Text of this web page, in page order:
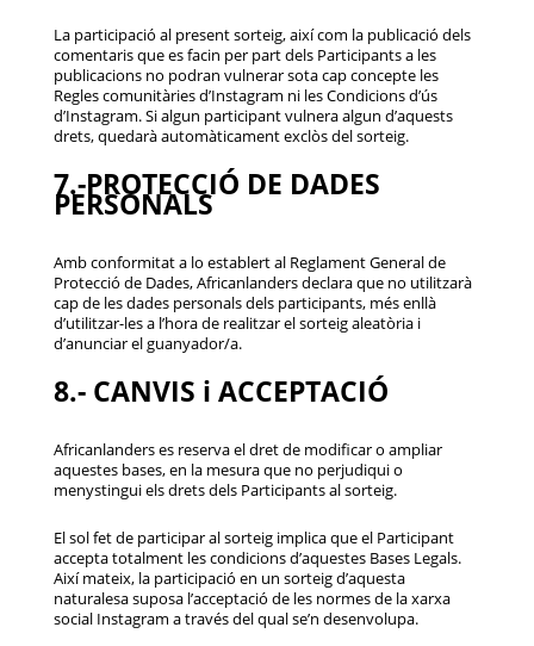
La participació al present sorteig, així com la publicació dels
comentaris que es facin per part dels Participants a les
publicacions no podran vulnerar sota cap concepte les
Regles comunitàries d’Instagram ni les Condicions d’ús
d’Instagram. Si algun participant vulnera algun d’aquests
drets, quedarà automàticament exclòs del sorteig.
7.-PROTECCIÓ DE DADES
PERSONALS
Amb conformitat a lo establert al Reglament General de
Protecció de Dades, Africanlanders declara que no utilitzarà
cap de les dades personals dels participants, més enllà
d’utilitzar-les a l’hora de realitzar el sorteig aleatòria i
d’anunciar el guanyador/a.
8.- CANVIS i ACCEPTACIÓ
Africanlanders es reserva el dret de modificar o ampliar
aquestes bases, en la mesura que no perjudiqui o
menystingui els drets dels Participants al sorteig.
El sol fet de participar al sorteig implica que el Participant
accepta totalment les condicions d’aquestes Bases Legals.
Així mateix, la participació en un sorteig d’aquesta
naturalesa suposa l’acceptació de les normes de la xarxa
social Instagram a través del qual se’n desenvolupa.